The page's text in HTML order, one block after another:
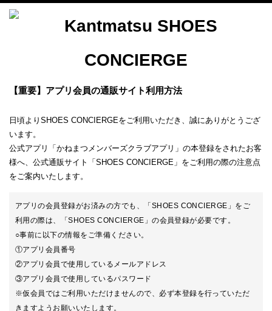
【重要】アプリ会員の通販サイト利用方法
日頃よりSHOES CONCIERGEをご利用いただき、誠にありがとうござ
います。
公式アプリ「かねまつメンバーズクラブアプリ」の本登録をされたお客
様へ、公式通販サイト「SHOES CONCIERGE」をご利用の際の注意点
をご案内いたします。
アプリの会員登録がお済みの方でも、「SHOES CONCIERGE」をご
利用の際は、「SHOES CONCIERGE」の会員登録が必要です。
○事前に以下の情報をご準備ください。
①アプリ会員番号
②アプリ会員で使用しているメールアドレス
③アプリ会員で使用しているパスワード
※仮会員ではご利用いただけませんので、必ず本登録を行っていただ
きますようお願いいたします。